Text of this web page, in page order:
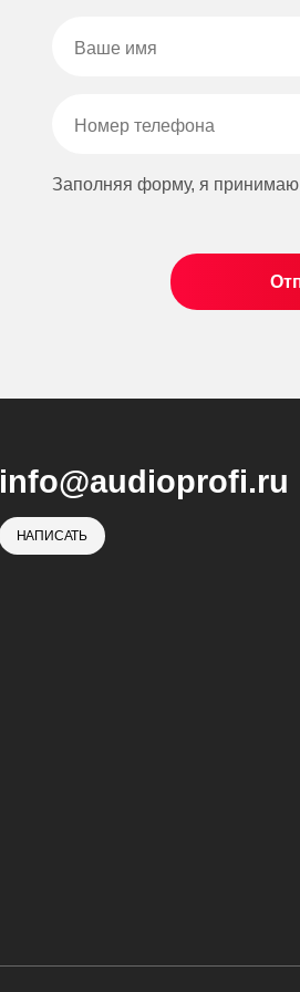
Заполняя форму, я принимаю
info@audioprofi.ru
НАПИСАТЬ